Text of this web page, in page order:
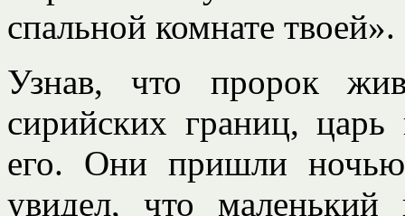
спальной комнате твоей».
Узнав, что пророк
сирийских границ, царь
его. Они пришли
увидел, что